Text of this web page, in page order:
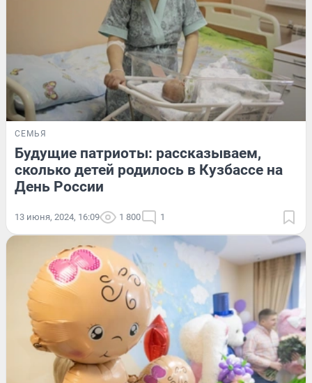
СЕМЬЯ
Будущие патриоты: рассказываем,
сколько детей родилось в Кузбассе на
День России
13 июня, 2024, 16:09 1 800 1